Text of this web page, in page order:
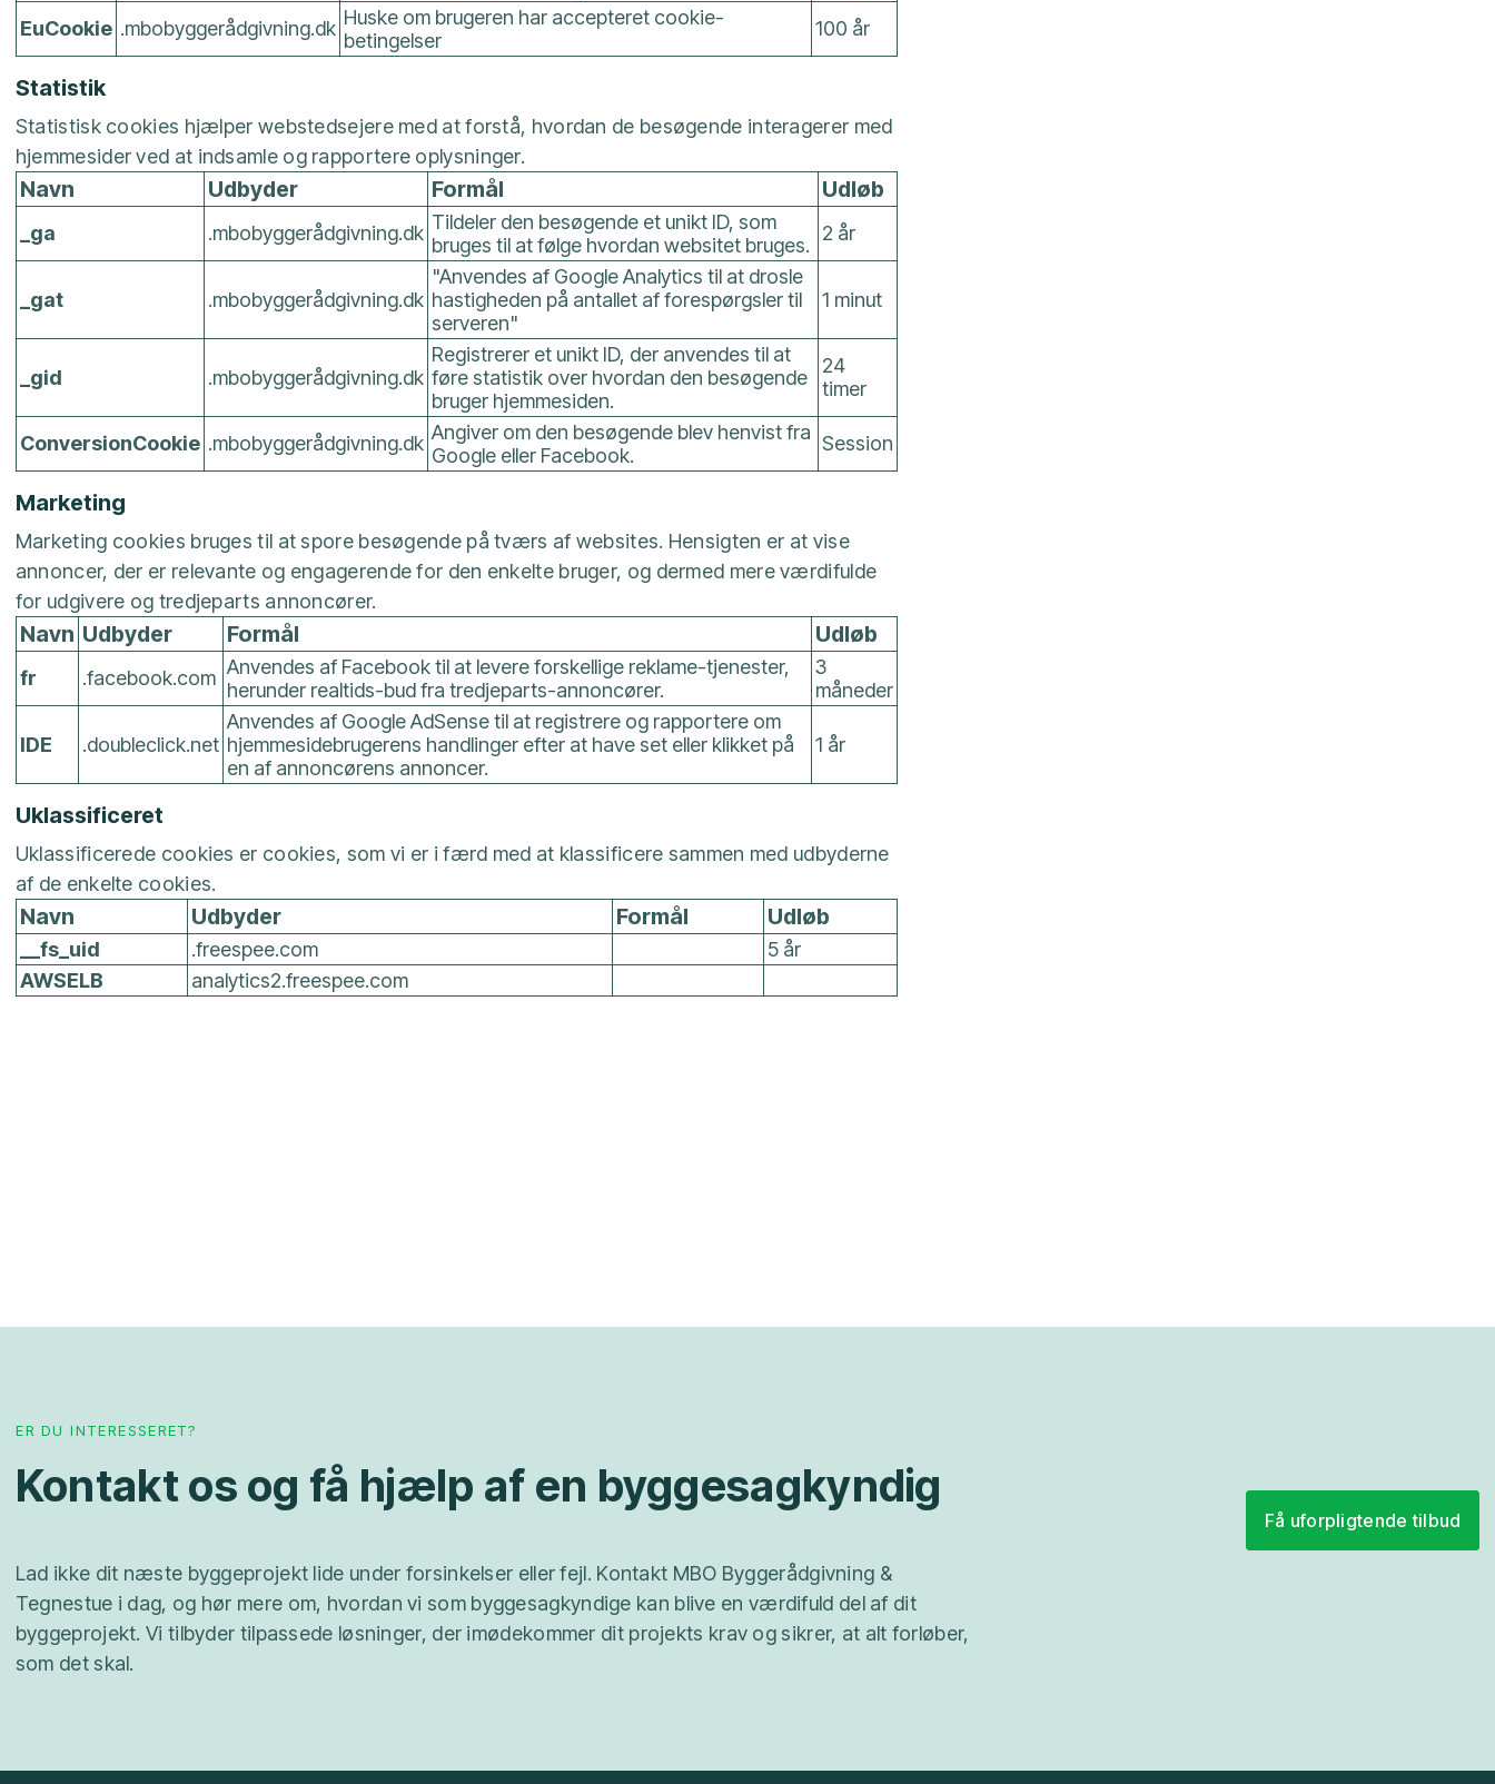
EuCookie .mbobyggerådgivning.dk Huske om brugeren har accepteret cookie-
betingelser
100 år
Statistik
Statistisk cookies hjælper webstedsejere med at forstå, hvordan de besøgende interagerer med
hjemmesider ved at indsamle og rapportere oplysninger.
Navn Udbyder Formål Udløb
_ga .mbobyggerådgivning.dk Tildeler den besøgende et unikt ID, som
bruges til at følge hvordan websitet bruges.
2 år
_gat .mbobyggerådgivning.dk
"Anvendes af Google Analytics til at drosle
hastigheden på antallet af forespørgsler til
serveren"
1 minut
_gid .mbobyggerådgivning.dk
Registrerer et unikt ID, der anvendes til at
føre statistik over hvordan den besøgende
bruger hjemmesiden.
24
timer
ConversionCookie .mbobyggerådgivning.dk Angiver om den besøgende blev henvist fra
Google eller Facebook.
Session
Marketing
Marketing cookies bruges til at spore besøgende på tværs af websites. Hensigten er at vise
annoncer, der er relevante og engagerende for den enkelte bruger, og dermed mere værdifulde
for udgivere og tredjeparts annoncører.
Navn Udbyder Formål Udløb
fr .facebook.com Anvendes af Facebook til at levere forskellige reklame-tjenester,
herunder realtids-bud fra tredjeparts-annoncører.
3
måneder
IDE .doubleclick.net
Anvendes af Google AdSense til at registrere og rapportere om
hjemmesidebrugerens handlinger efter at have set eller klikket på
en af annoncørens annoncer.
1 år
Uklassificeret
Uklassificerede cookies er cookies, som vi er i færd med at klassificere sammen med udbyderne
af de enkelte cookies.
Navn Udbyder Formål Udløb
__fs_uid .freespee.com
5 år
AWSELB
analytics2.freespee.com
ER DU INTERESSERET?
Kontakt os og få hjælp af en byggesagkyndig
Lad ikke dit næste byggeprojekt lide under forsinkelser eller fejl. Kontakt MBO Byggerådgivning &
Tegnestue i dag, og hør mere om, hvordan vi som byggesagkyndige kan blive en værdifuld del af dit
byggeprojekt. Vi tilbyder tilpassede løsninger, der imødekommer dit projekts krav og sikrer, at alt forløber,
som det skal.
Få uforpligtende tilbud